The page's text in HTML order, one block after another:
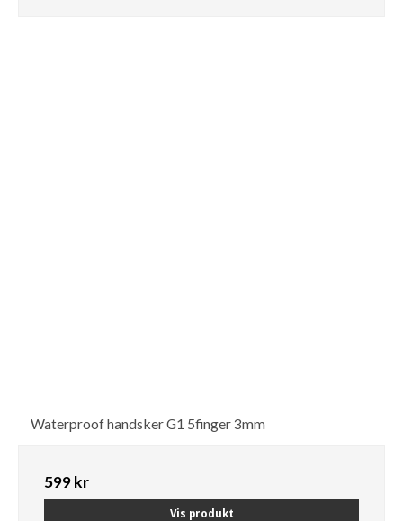
Waterproof handsker G1 5finger 3mm
599 kr
Vis produkt